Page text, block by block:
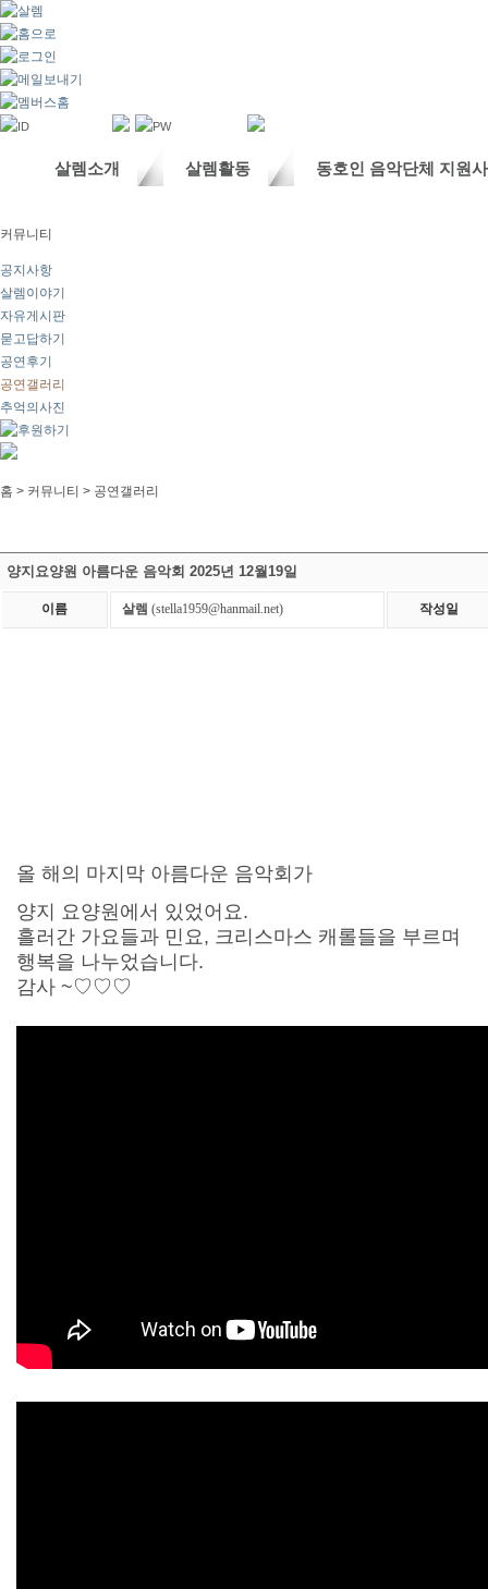
살렘소개 살렘활동 동호인 음악단체 지원
커뮤니티
공지사항
살렘이야기
자유게시판
묻고답하기
공연후기
공연갤러리
추억의사진
홈 > 커뮤니티 > 공연갤러리
양지요양원 아름다운 음악회 2025년 12월19일
이름 살렘 (stella1959@hanmail.net) 작성일
올 해의 마지막 아름다운 음악회가
양지 요양원에서 있었어요.
흘러간 가요들과 민요, 크리스마스 캐롤들을 부르며
행복을 나누었습니다.
감사 ~♡♡♡